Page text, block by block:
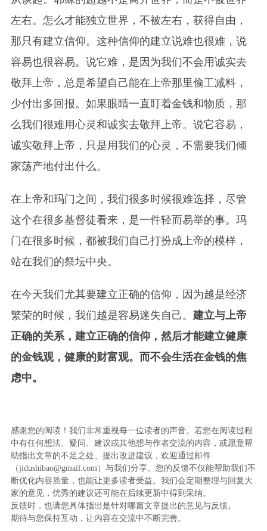
左右。怎么才能独立世界，不被左右，获得自由，
那只有建立信仰。这种信仰的建立说难也很难，说
容易也很容易。说它难，是因为我们不会用诚实去
敬拜上帝，总是希望自己能在上帝那里偷工减料，
少付出多回报。如果眼睛一直盯着金钱和物质，那
么我们很难用心灵和诚实去敬拜上帝。说它容易，
诚实敬拜上帝，只是用我们的心灵，不需要我们倾
家荡产地付出什么。
在上帝和玛门之间，我们很多时候很难选择，尽管
这个在很多基督徒看来，是一件轻而易举的事。玛
门在很多时候，都被我们自己打扮成上帝的模样，
站在我们的祭坛中央。
在今天我们尤其要建立正确的信仰，因为越是经济
繁荣的时候，我们越是容易迷失自己。 建立与上帝
正确的关系，建立正确的信仰，然后才能建立健康
的金钱观，健康的财富观。而不会生活在金钱的焦
虑中。
感谢您的阅读！我们非常重视每一位读者的声音。若您在阅读过程
中有任何想法、疑问、建议或其他想与作者交流的内容，或愿意帮
助指出文章的不足之处、提出改进建议，欢迎通过邮件
（jidushibao@gmail.com）与我们分享。您的反馈不仅能帮助我们不
断优化内容质量，也能让更多读者受益。我们会定期整理与回复大
家的意见，优秀的建议还可能在后续更新中得到采纳。
反馈时，也请您具体指出是针对哪篇文章提出的意见与反馈。
期待与您保持互动，让内容在交流中不断完善。